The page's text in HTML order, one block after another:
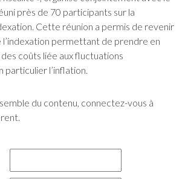
près de 70 participants sur la
Cette réunion a permis de revenir
l’indexation permettant de prendre en
coûts liée aux fluctuations
particulier l’inflation.
du contenu, connectez-vous à